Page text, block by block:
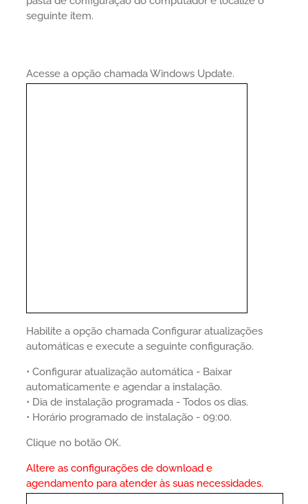
seguinte item.
Acesse a opção chamada Windows Update.
Habilite a opção chamada Configurar atualizações
automáticas e execute a seguinte configuração.
• Configurar atualização automática - Baixar
automaticamente e agendar a instalação.
• Dia de instalação programada - Todos os dias.
• Horário programado de instalação - 09:00.
Clique no botão OK.
Altere as configurações de download e
agendamento para atender às suas necessidades.